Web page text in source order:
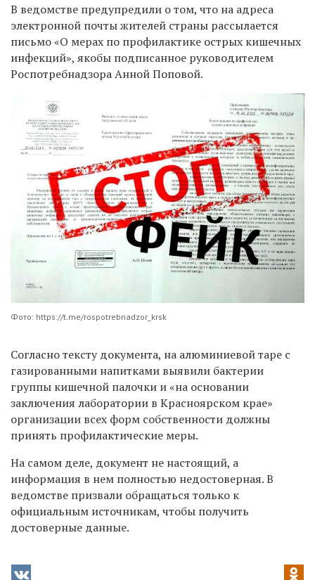
В ведомстве предупредили о том, что на адреса
электронной почты жителей страны рассылается
письмо «О мерах по профилактике острых кишечных
инфекций», якобы подписанное руководителем
Роспотребнадзора Анной Поповой.
Фото: https://t.me/rospotrebnadzor_krsk
Согласно тексту документа, на алюминиевой таре с
газированными напитками выявили бактерии
группы кишечной палочки и «на основании
заключения лаборатории в Красноярском крае»
организации всех форм собственности должны
принять профилактические меры.
На самом деле, документ не настоящий, а
информация в нем полностью недостоверная. В
ведомстве призвали обращаться только к
официальным источникам, чтобы получить
достоверные данные.